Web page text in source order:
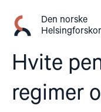
innhold
Den norske
Hvite
regimer